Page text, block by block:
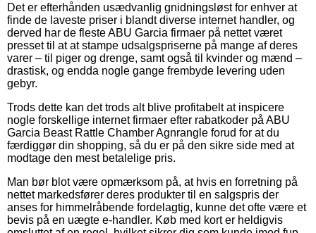
Det er efterhånden usædvanlig gnidningsløst for enhver at
finde de laveste priser i blandt diverse internet handler, og
derved har de fleste ABU Garcia firmaer på nettet været
presset til at at stampe udsalgspriserne på mange af deres
varer – til piger og drenge, samt også til kvinder og mænd –
drastisk, og endda nogle gange frembyde levering uden
gebyr.
Trods dette kan det trods alt blive profitabelt at inspicere
nogle forskellige internet firmaer efter rabatkoder på ABU
Garcia Beast Rattle Chamber Agnrangle forud for at du
færdiggør din shopping, så du er på den sikre side med at
modtage den mest betalelige pris.
Man bør blot være opmærksom på, at hvis en forretning på
nettet markedsfører deres produkter til en salgspris der
anses for himmelråbende fordelagtig, kunne det ofte være et
bevis på en uægte e-handler. Køb med kort er heldigvis